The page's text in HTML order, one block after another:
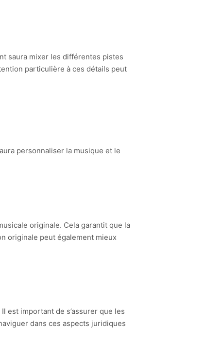
saura mixer les différentes pistes
particulière à ces détails peut
personnaliser la musique et le
originale. Cela garantit que la
originale peut également mieux
est important de s’assurer que les
dans ces aspects juridiques